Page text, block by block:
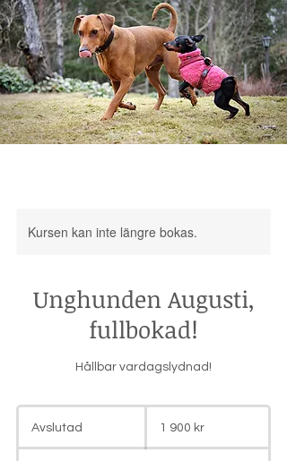
Kursen kan inte längre bokas.
Unghunden Augusti,
fullbokad!
Hållbar vardagslydnad!
Avslutad
v
svenska
kronor1 900 kr